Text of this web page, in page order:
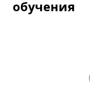
обучения